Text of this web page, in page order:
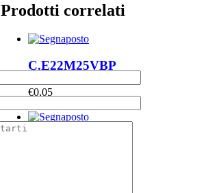
Prodotti correlati
C.E22M25VBP
€0,05